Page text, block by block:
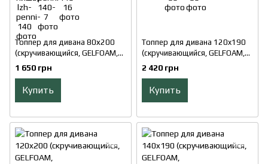
Топпер для дивана 80х200
(скручивающийся, GELFOAM,
высокоэластичный)
1 650 грн
Купить
Топпер для дивана 120x190
(скручивающийся, GELFOAM,
высокоэластичный)
2 420 грн
Купить